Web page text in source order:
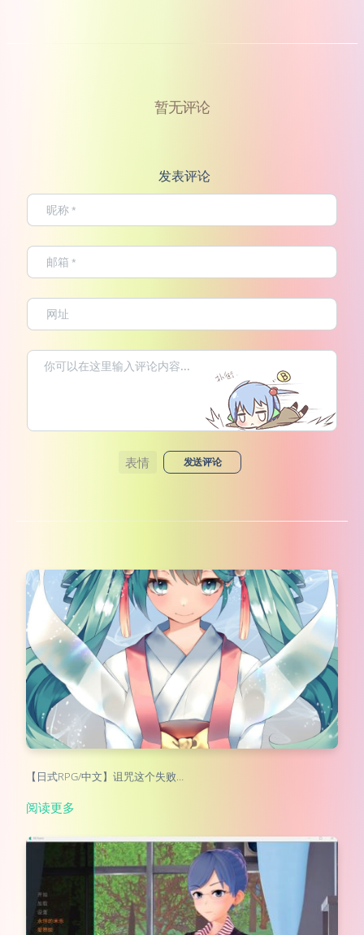
暂无评论
发表评论
表情 发送评论
【日式RPG/中文】诅咒这个失败…
阅读更多